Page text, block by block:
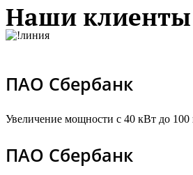
Наши клиенты
ПАО Сбербанк
Увеличение мощности с 40 кВт до 100
ПАО Сбербанк